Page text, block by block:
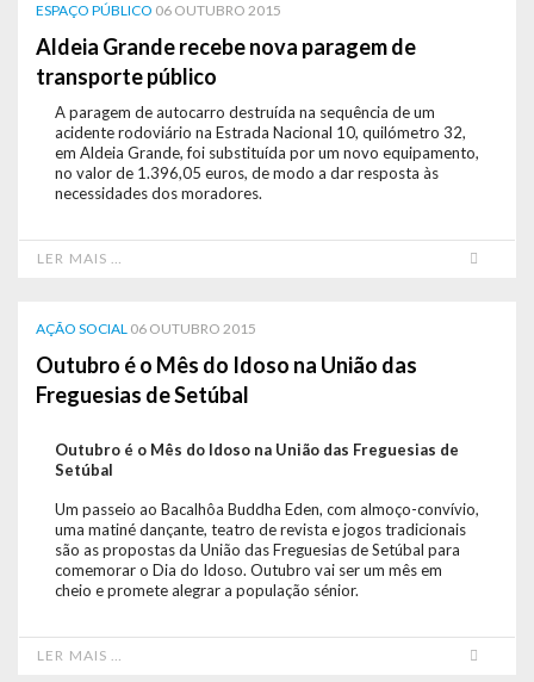
Aldeia Grande recebe nova paragem de
transporte público
ESPAÇO PÚBLICO 06 OUTUBRO 2015
A paragem de autocarro destruída na sequência de um
acidente rodoviário na Estrada Nacional 10, quilómetro 32,
em Aldeia Grande, foi substituída por um novo equipamento,
no valor de 1.396,05 euros, de modo a dar resposta às
necessidades dos moradores.
LER MAIS …
Outubro é o Mês do Idoso na União das
Freguesias de Setúbal
AÇÃO SOCIAL 06 OUTUBRO 2015
Outubro é o Mês do Idoso na União das Freguesias de
Setúbal
Um passeio ao Bacalhôa Buddha Eden, com almoço-convívio,
uma matiné dançante, teatro de revista e jogos tradicionais
são as propostas da União das Freguesias de Setúbal para
comemorar o Dia do Idoso. Outubro vai ser um mês em
cheio e promete alegrar a população sénior.
LER MAIS …